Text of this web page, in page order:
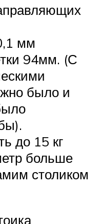
мм
94мм. (С
было и
до 15 кг
больше
столиком